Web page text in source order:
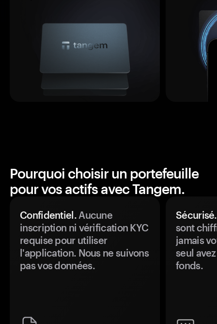
Pourquoi choisir un portefeuille
pour vos actifs avec Tangem.
Confidentiel.Aucune
inscription ni vérification KYC
requise pour utiliser
l'application. Nous ne suivons
pas vos données.
Sécurisé.
sont
jamais
seul
fonds.